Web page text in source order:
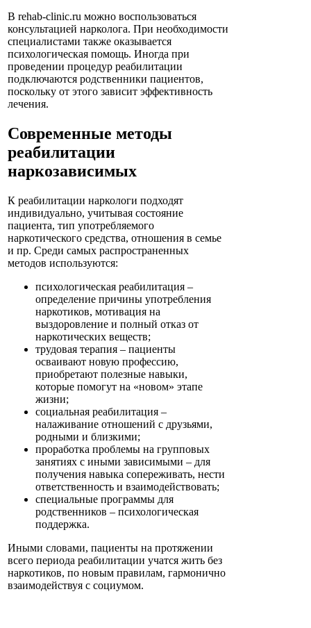
В rehab-clinic.ru можно воспользоваться
консультацией нарколога. При необходимости
специалистами также оказывается
психологическая помощь. Иногда при
проведении процедур реабилитации
подключаются родственники пациентов,
поскольку от этого зависит эффективность
лечения.
Современные методы
реабилитации
наркозависимых
К реабилитации наркологи подходят
индивидуально, учитывая состояние
пациента, тип употребляемого
наркотического средства, отношения в семье
и пр. Среди самых распространенных
методов используются:
психологическая реабилитация –
определение причины употребления
наркотиков, мотивация на
выздоровление и полный отказ от
наркотических веществ;
трудовая терапия – пациенты
осваивают новую профессию,
приобретают полезные навыки,
которые помогут на «новом» этапе
жизни;
социальная реабилитация –
налаживание отношений с друзьями,
родными и близкими;
проработка проблемы на групповых
занятиях с иными зависимыми – для
получения навыка сопереживать, нести
ответственность и взаимодействовать;
специальные программы для
родственников – психологическая
поддержка.
Иными словами, пациенты на протяжении
всего периода реабилитации учатся жить без
наркотиков, по новым правилам, гармонично
взаимодействуя с социумом.